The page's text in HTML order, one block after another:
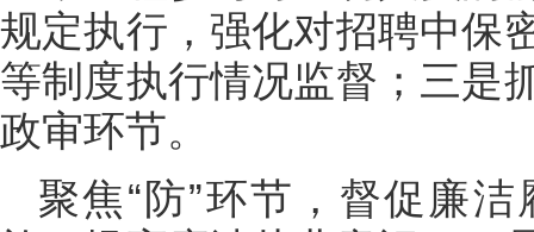
规定执行，强化对招聘中保
等制度执行情况监督；三是
政审环节。
聚焦“防”环节，督促廉